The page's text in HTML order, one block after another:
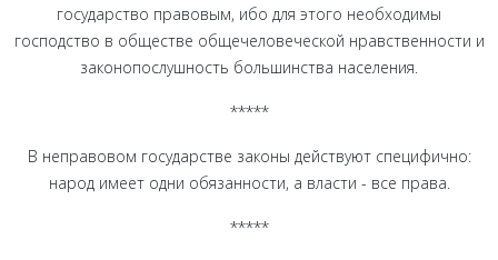
государство правовым, ибо для этого необходимы
господство в обществе общечеловеческой нравственности и
законопослушность большинства населения.
*****
В неправовом государстве законы действуют специфично:
народ имеет одни обязанности, а власти - все права.
*****